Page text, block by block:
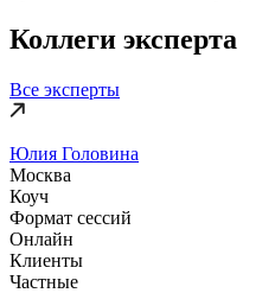
Коллеги эксперта
Все эксперты
Юлия Головина
Москва
Коуч
Формат сессий
Онлайн
Клиенты
Частные